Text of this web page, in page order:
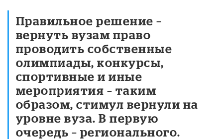
Правильное решение –
вернуть вузам право
проводить собственные
олимпиады, конкурсы,
спортивные и иные
мероприятия – таким
образом, стимул вернули на
уровне вуза. В первую
очередь – регионального.